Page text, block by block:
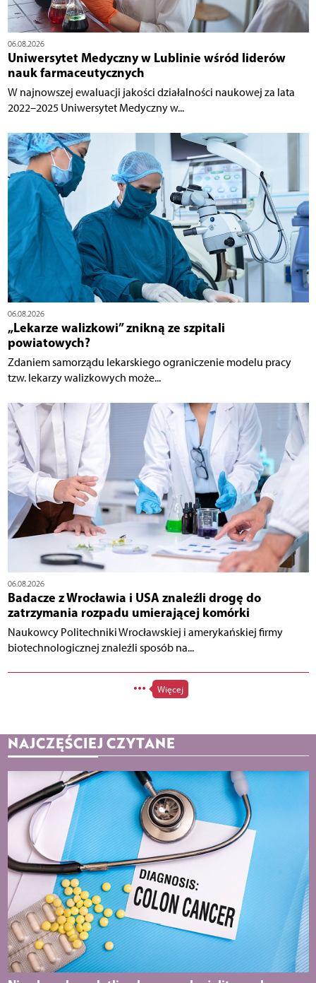
06.08.2026
Uniwersytet Medyczny w Lublinie wśród liderów
nauk farmaceutycznych
W najnowszej ewaluacji jakości działalności naukowej za lata
2022–2025 Uniwersytet Medyczny w...
06.08.2026
„Lekarze walizkowi” znikną ze szpitali
powiatowych?
Zdaniem samorządu lekarskiego ograniczenie modelu pracy
tzw. lekarzy walizkowych może...
06.08.2026
Badacze z Wrocławia i USA znaleźli drogę do
zatrzymania rozpadu umierającej komórki
Naukowcy Politechniki Wrocławskiej i amerykańskiej firmy
biotechnologicznej znaleźli sposób na...
Więcej
NAJCZĘŚCIEJ CZYTANE